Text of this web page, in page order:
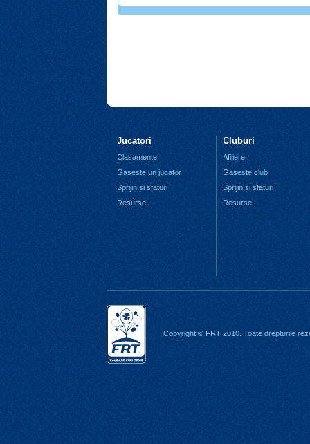
Jucatori
Clasamente
Gaseste un jucator
Sprijin si sfaturi
Resurse
Cluburi
Afiliere
Gaseste club
Sprijin si sfaturi
Resurse
Copyright © FRT 2010. Toate drepturile